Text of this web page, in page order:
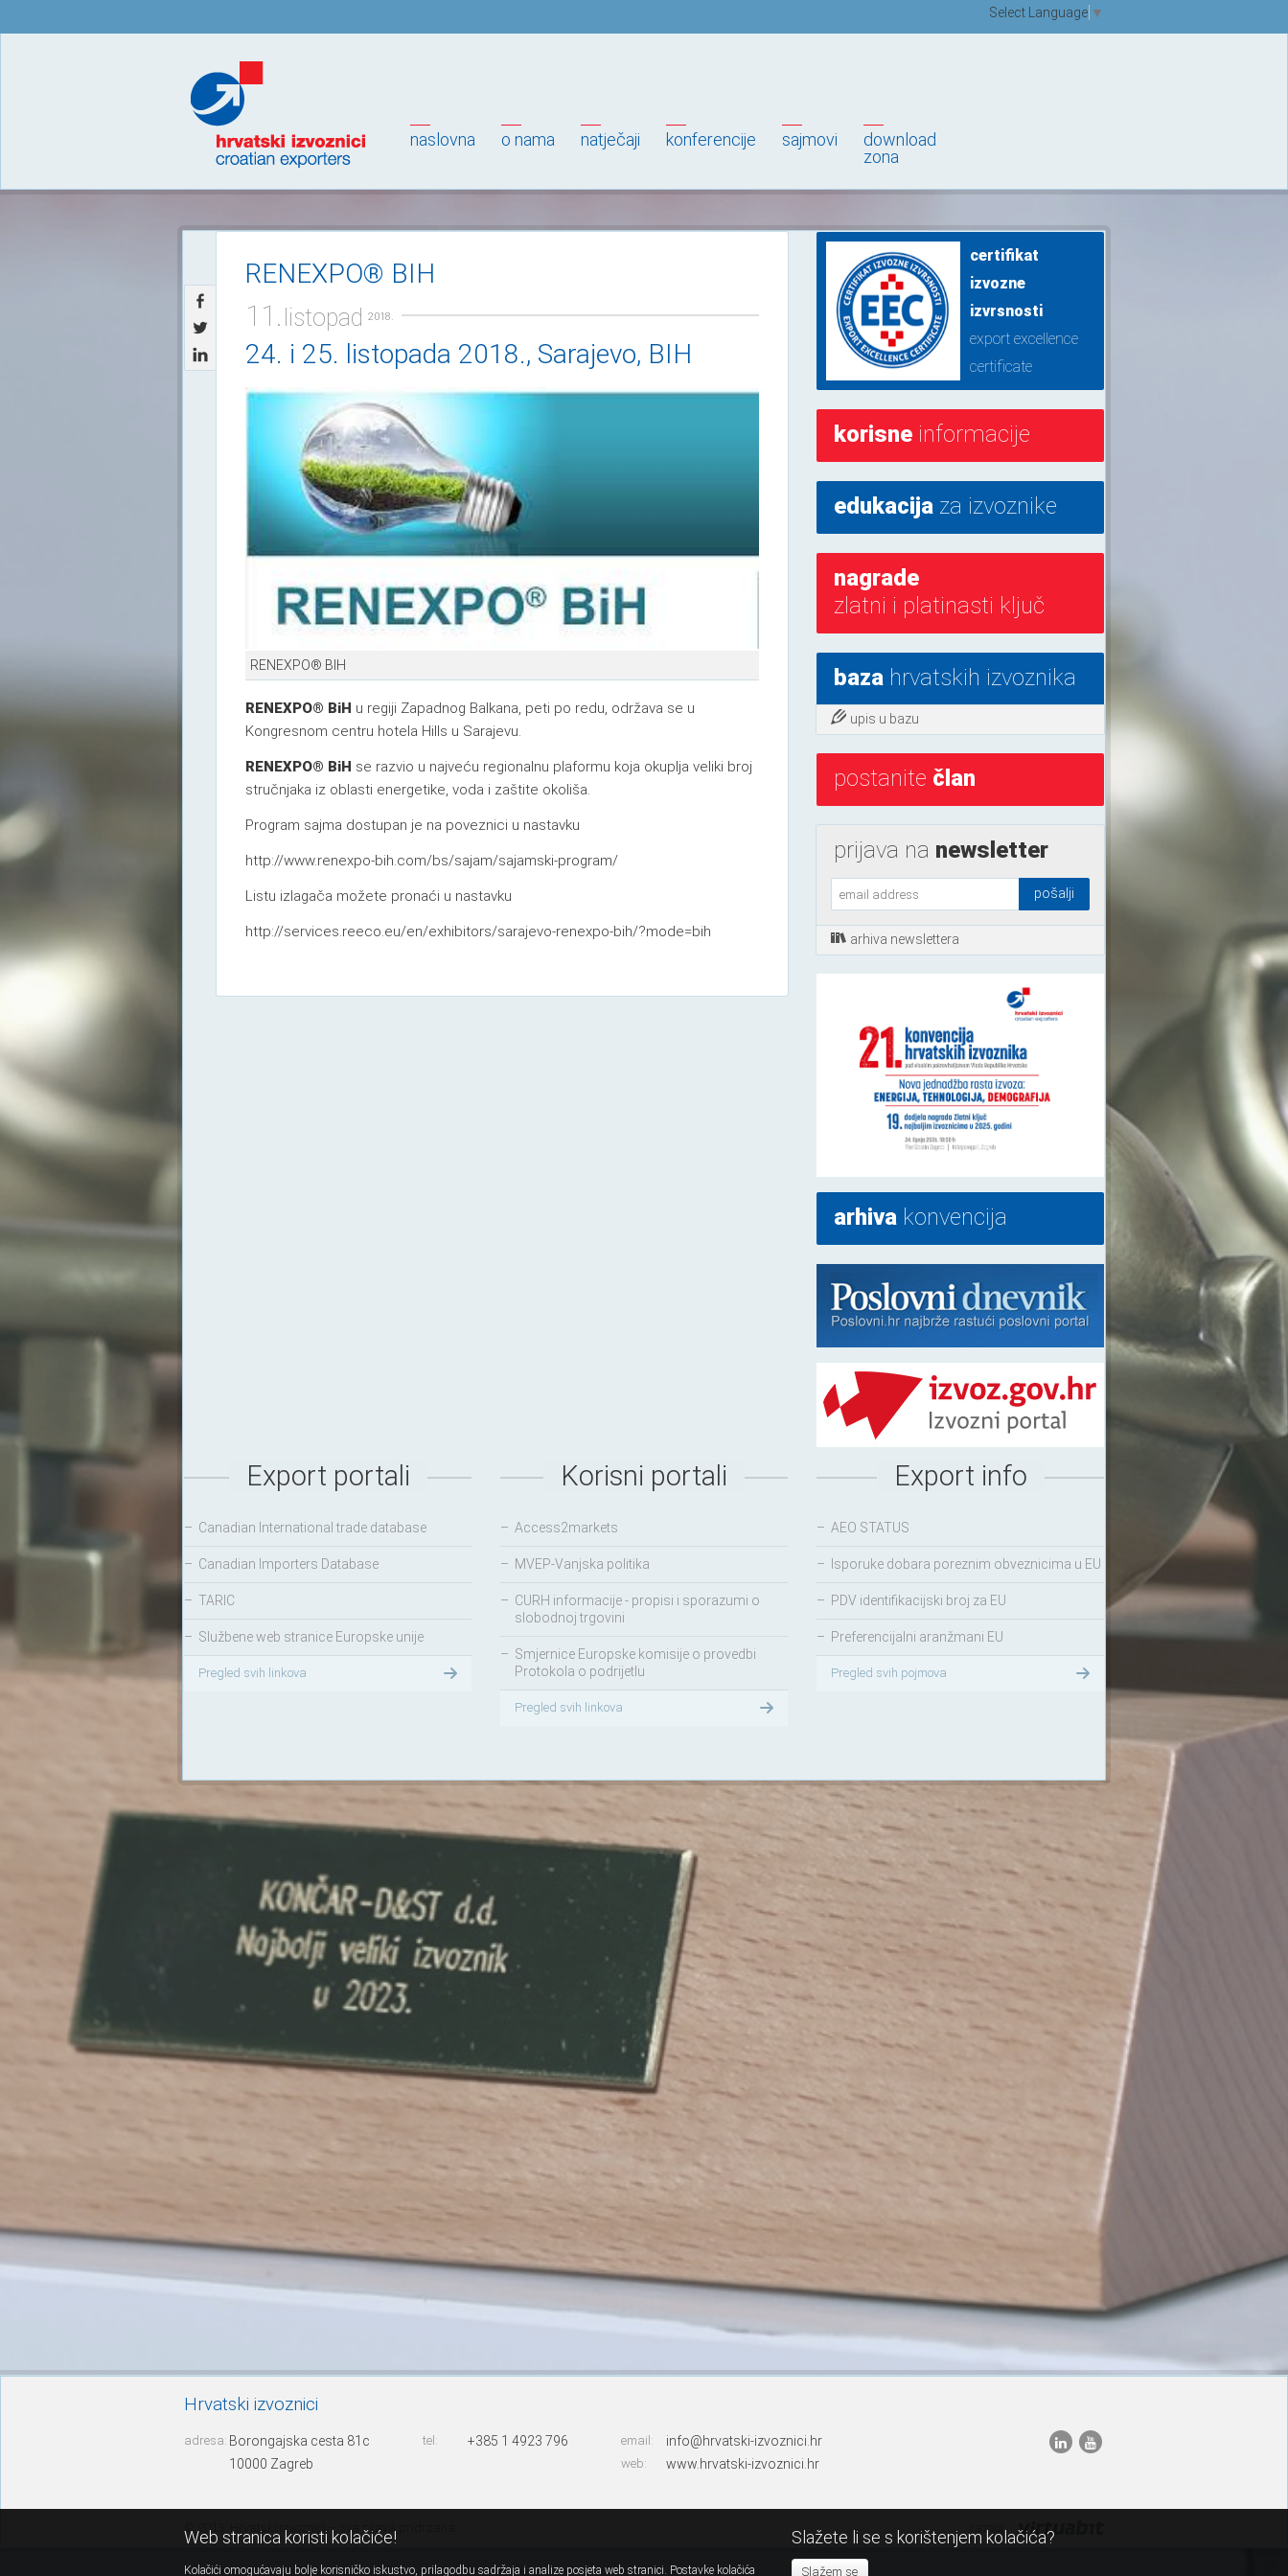
Select Language ▼
naslovna o nama natječaji konferencije sajmovi
download
zona
RENEXPO® BIH
11. listopad 2018.
24. i 25. listopada 2018., Sarajevo, BIH
RENEXPO® BIH
RENEXPO® BiH u regiji Zapadnog Balkana, peti po redu, održava se u
Kongresnom centru hotela Hills u Sarajevu.
RENEXPO® BiH se razvio u najveću regionalnu plaformu koja okuplja veliki broj
stručnjaka iz oblasti energetike, voda i zaštite okoliša.
Program sajma dostupan je na poveznici u nastavku
http://www.renexpo-bih.com/bs/sajam/sajamski-program/
Listu izlagača možete pronaći u nastavku
http://services.reeco.eu/en/exhibitors/sarajevo-renexpo-bih/?mode=bih
certifikat
izvozne
izvrsnosti
export excellence
certificate
korisne informacije
edukacija za izvoznike
nagrade
zlatni i platinasti ključ
baza hrvatskih izvoznika
upis u bazu
postanite član
prijava na newsletter
arhiva newslettera
arhiva konvencija
Export portali
– Canadian International trade database
– Canadian Importers Database
– TARIC
– Službene web stranice Europske unije
Pregled svih linkova
Korisni portali
– Access2markets
– MVEP-Vanjska politika
– CURH informacije - propisi i sporazumi o
slobodnoj trgovini
– Smjernice Europske komisije o provedbi
Protokola o podrijetlu
Pregled svih linkova
Export info
– AEO STATUS
– Isporuke dobara poreznim obveznicima u EU
– PDV identifikacijski broj za EU
– Preferencijalni aranžmani EU
Pregled svih pojmova
Hrvatski izvoznici
adresa: Borongajska cesta 81c
10000 Zagreb
tel: +385 1 4923 796 email: info@hrvatski-izvoznici.hr
web: www.hrvatski-izvoznici.hr
© 2013. Hrvatski izvoznici – sva prava pridržana razvoj:
Web stranica koristi kolačiće!
Kolačići omogućavaju bolje korisničko iskustvo, prilagodbu sadržaja i analize posjeta web stranici. Postavke kolačića
Slažete li se s korištenjem kolačića?
Slažem se